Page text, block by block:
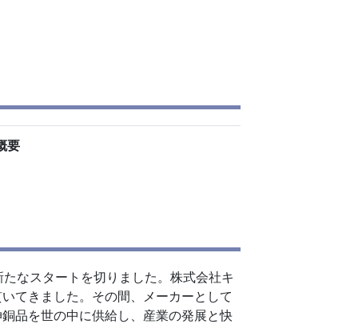
要
なスタートを切りました。株式会社キ
てきました。その間、メーカーとして
品を世の中に供給し、産業の発展と快